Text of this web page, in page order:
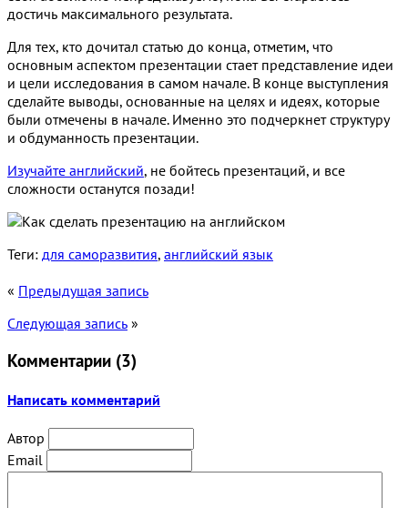
достичь максимального результата.
Для тех, кто дочитал статью до конца, отметим, что
основным аспектом презентации стает представление идеи
и цели исследования в самом начале. В конце выступления
сделайте выводы, основанные на целях и идеях, которые
были отмечены в начале. Именно это подчеркнет структуру
и обдуманность презентации.
Изучайте английский, не бойтесь презентаций, и все
сложности останутся позади!
Теги: для саморазвития, английский язык
« Предыдущая запись
Следующая запись »
Комментарии (3)
Написать комментарий
Автор
Email